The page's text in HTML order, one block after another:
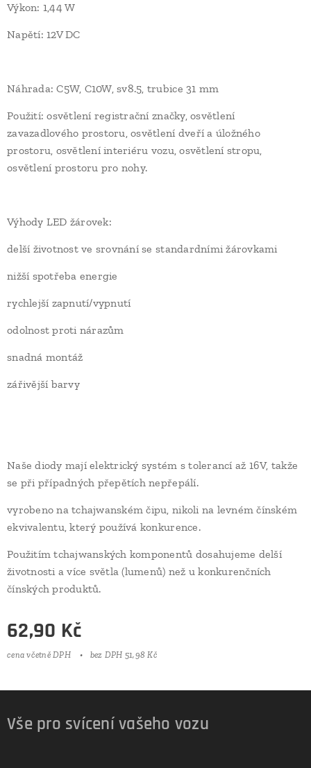
Výkon: 1,44 W
Napětí: 12V DC
Náhrada: C5W, C10W, sv8.5, trubice 31 mm
Použití: osvětlení registrační značky, osvětlení
zavazadlového prostoru, osvětlení dveří a úložného
prostoru, osvětlení interiéru vozu, osvětlení stropu,
osvětlení prostoru pro nohy.
Výhody LED žárovek:
delší životnost ve srovnání se standardními žárovkami
nižší spotřeba energie
rychlejší zapnutí/vypnutí
odolnost proti nárazům
snadná montáž
zářivější barvy
Naše diody mají elektrický systém s tolerancí až 16V, takže
se při případných přepětích nepřepálí.
vyrobeno na tchajwanském čipu, nikoli na levném čínském
ekvivalentu, který používá konkurence.
Použitím tchajwanských komponentů dosahujeme delší
životnosti a více světla (lumenů) než u konkurenčních
čínských produktů.
62,90 Kč
cena včetně DPH bez DPH 51,98 Kč
Vše pro svícení vašeho vozu